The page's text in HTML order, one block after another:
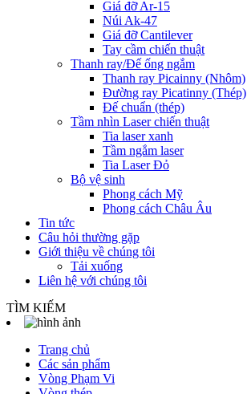
Giá đỡ Ar-15
Núi Ak-47
Giá đỡ Cantilever
Tay cầm chiến thuật
Thanh ray/Đế ống ngắm
Thanh ray Picainny (Nhôm)
Đường ray Picatinny (Thép)
Đế chuẩn (thép)
Tầm nhìn Laser chiến thuật
Tia laser xanh
Tầm ngắm laser
Tia Laser Đỏ
Bộ vệ sinh
Phong cách Mỹ
Phong cách Châu Âu
Tin tức
Câu hỏi thường gặp
Giới thiệu về chúng tôi
Tải xuống
Liên hệ với chúng tôi
TÌM KIẾM
Trang chủ
Các sản phẩm
Vòng Phạm Vi